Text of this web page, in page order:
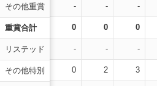
その他重賞
重賞合計
リステッド
その他特別
- - -
0 0 0
- - -
0 2 3